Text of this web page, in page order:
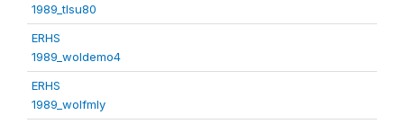
1989_tlsu80
ERHS
1989_woldemo4
ERHS
1989_wolfmly